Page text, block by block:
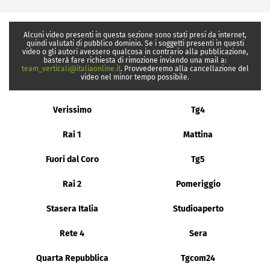
Alcuni video presenti in questa sezione sono stati presi da internet,
quindi valutati di pubblico dominio. Se i soggetti presenti in questi
video o gli autori avessero qualcosa in contrario alla pubblicazione,
basterà fare richiesta di rimozione inviando una mail a:
team_verticali@italiaonline.it. Provvederemo alla cancellazione del
video nel minor tempo possibile.
Verissimo Tg4
Rai 1 Mattina
Fuori dal Coro Tg5
Rai 2 Pomeriggio
Stasera Italia Studioaperto
Rete 4 Sera
Quarta Repubblica Tgcom24